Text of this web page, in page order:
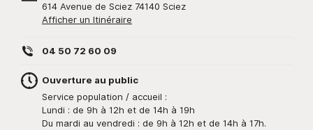
614 Avenue de Sciez 74140 Sciez
Afficher un Itinéraire
04 50 72 60 09
Ouverture au public
Service population / accueil :
Lundi : de 9h à 12h et de 14h à 19h
Du mardi au vendredi : de 9h à 12h et de 14h à 17h.